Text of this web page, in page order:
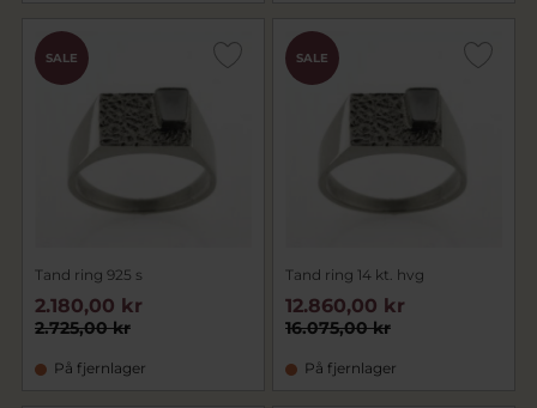
SALE
Tand ring 925 s
2.725,00 kr
2.180,00 kr
På fjernlager
SALE
Tand ring 14 kt. hvg
16.075,00 kr
12.860,00 kr
På fjernlager